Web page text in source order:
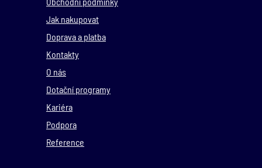
Jak nakupovat
Doprava a platba
Kontakty
O nás
Dotační programy
Kariéra
Podpora
Reference